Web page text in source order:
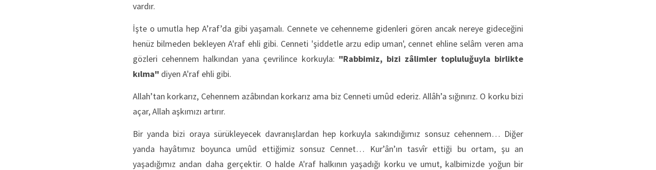
vardır.
İşte o umutla hep A’raf’da gibi yaşamalı. Cennete ve cehenneme gidenleri gören ancak nereye gideceğini
henüz bilmeden bekleyen A'raf ehli gibi. Cenneti 'şiddetle arzu edip uman', cennet ehline selâm veren ama
gözleri cehennem halkından yana çevrilince korkuyla: "Rabbimiz, bizi zâlimler topluluğuyla birlikte
kılma" diyen A'raf ehli gibi.
Allah’tan korkarız, Cehennem azâbından korkarız ama biz Cenneti umûd ederiz. Allâh’a sığınırız. O korku bizi
açar, Allah aşkımızı artırır.
Bir yanda bizi oraya sürükleyecek davranışlardan hep korkuyla sakındığımız sonsuz cehennem… Diğer
yanda hayâtımız boyunca umûd ettiğimiz sonsuz Cennet… Kur’ân’ın tasvîr ettiği bu ortam, şu an
yaşadığımız andan daha gerçektir. O halde A'raf halkının yaşadığı korku ve umut, kalbimizde yoğun bir